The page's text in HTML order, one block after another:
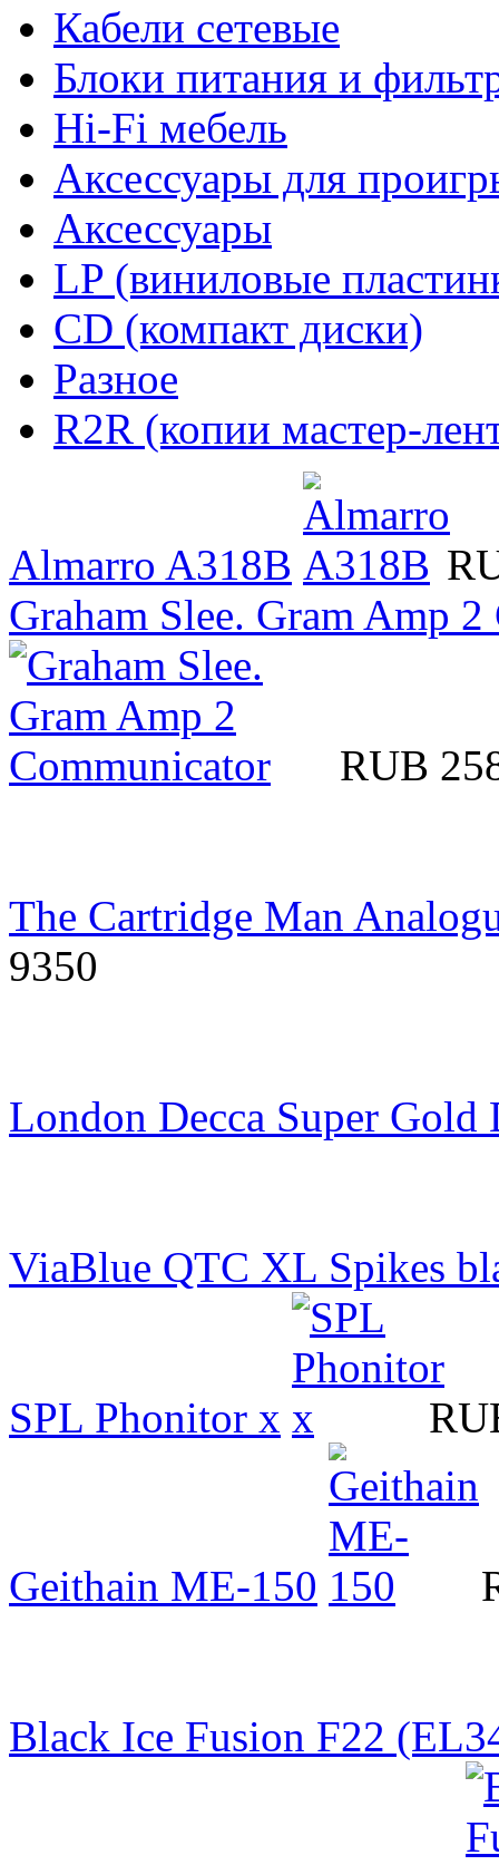
Кабели сетевые
Блоки питания и
Hi-Fi мебель
Аксессуары для
Аксессуары
LP (виниловые
CD (компакт диски)
Разное
R2R (копии мастер-
Almarro A318B
Graham Slee. Gram Amp
RUB
The Cartridge Man
9350
London Decca Super Gold
ViaBlue QTC XL Spikes
SPL Phonitor x
Geithain ME-150
Black Ice Fusion F22